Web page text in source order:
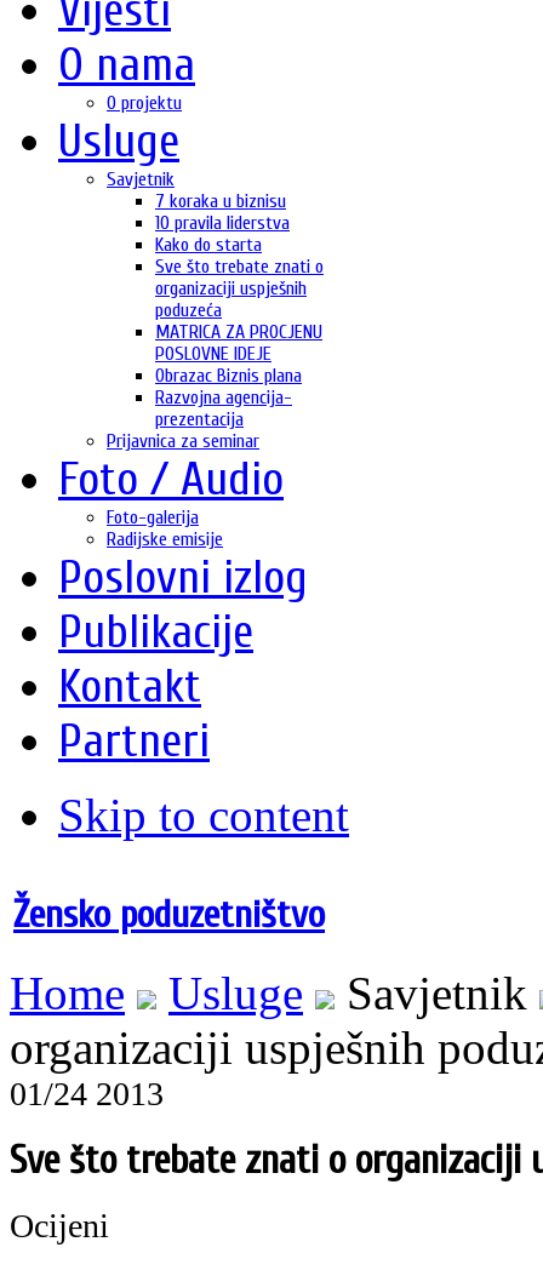
O nama
O projektu
Usluge
Savjetnik
7 koraka u biznisu
10 pravila liderstva
Kako do starta
Sve što trebate znati o
organizaciji uspješnih
poduzeća
MATRICA ZA PROCJENU
POSLOVNE IDEJE
Obrazac Biznis plana
Razvojna agencija-
prezentacija
Prijavnica za seminar
Foto / Audio
Foto-galerija
Radijske emisije
Poslovni izlog
Publikacije
Kontakt
Partneri
Skip to content
Žensko poduzetništvo
Home Usluge
Savjetnik
organizaciji uspješnih
01/24 2013
Sve što trebate znati o organizaciji
Ocijeni